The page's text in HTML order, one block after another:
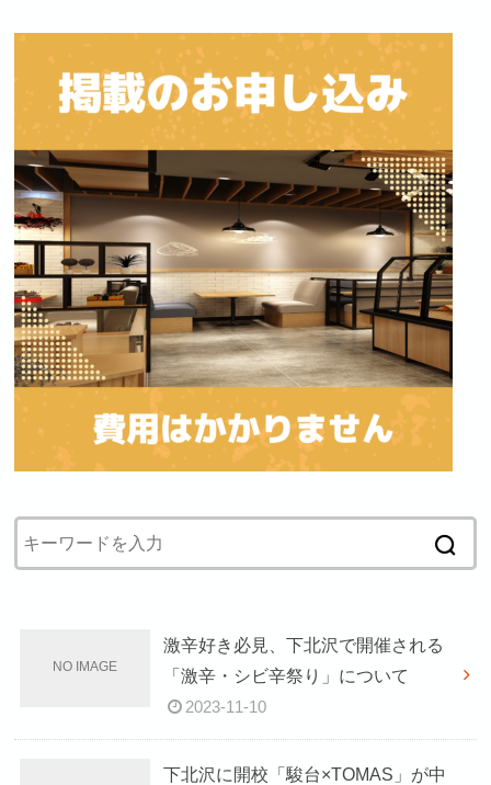
激辛好き必見、下北沢で開催される
「激辛・シビ辛祭り」について
2023-11-10
下北沢に開校「駿台×TOMAS」が中